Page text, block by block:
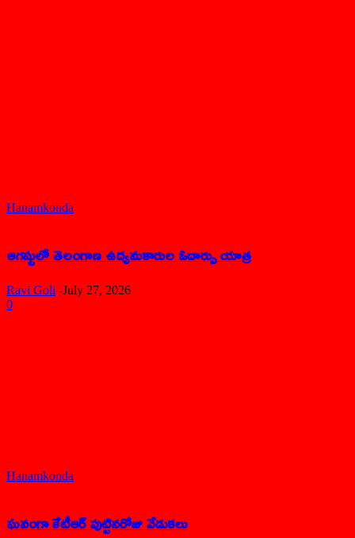
Hanamkonda
ఆగష్టులో తెలంగాణ ఉద్యమకారుల ఓదార్పు యాత్ర
Ravi Goli -July 27, 2026
0
Hanamkonda
ఘనంగా కేటీఆర్ పుట్టినరోజు వేడుకలు